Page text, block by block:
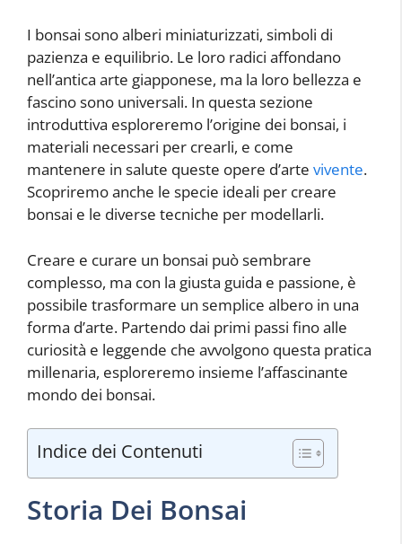
I bonsai sono alberi miniaturizzati, simboli di
pazienza e equilibrio. Le loro radici affondano
nell’antica arte giapponese, ma la loro bellezza e
fascino sono universali. In questa sezione
introduttiva esploreremo l’origine dei bonsai, i
materiali necessari per crearli, e come
mantenere in salute queste opere d’arte vivente.
Scopriremo anche le specie ideali per creare
bonsai e le diverse tecniche per modellarli.
Creare e curare un bonsai può sembrare
complesso, ma con la giusta guida e passione, è
possibile trasformare un semplice albero in una
forma d’arte. Partendo dai primi passi fino alle
curiosità e leggende che avvolgono questa pratica
millenaria, esploreremo insieme l’affascinante
mondo dei bonsai.
Indice dei Contenuti
Storia Dei Bonsai